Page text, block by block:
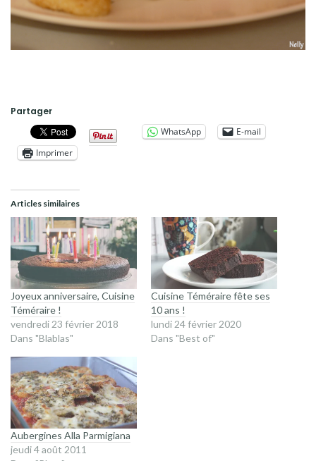
Partager
WhatsApp
E-mail
Imprimer
Articles similaires
Joyeux anniversaire, Cuisine
Téméraire !
vendredi 23 février 2018
Dans "Blablas"
Cuisine Téméraire fête ses
10 ans !
lundi 24 février 2020
Dans "Best of"
Aubergines Alla Parmigiana
jeudi 4 août 2011